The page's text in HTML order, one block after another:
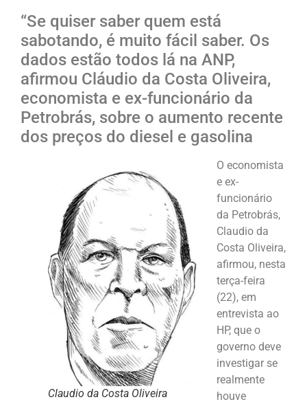
“Se quiser saber quem está
sabotando, é muito fácil saber. Os
dados estão todos lá na ANP,
afirmou Cláudio da Costa Oliveira,
economista e ex-funcionário da
Petrobrás, sobre o aumento recente
dos preços do diesel e gasolina
Claudio da Costa Oliveira
O economista
e ex-
funcionário
da Petrobrás,
Claudio da
Costa Oliveira,
afirmou, nesta
terça-feira
(22), em
entrevista ao
HP, que o
governo deve
investigar se
realmente
houve